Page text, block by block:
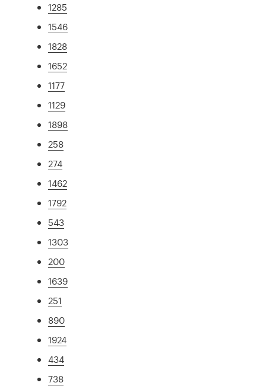
1285
1546
1828
1652
1177
1129
1898
258
274
1462
1792
543
1303
200
1639
251
890
1924
434
738